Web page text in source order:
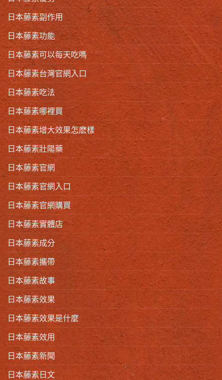
日本藤素副作用
日本藤素功能
日本藤素可以每天吃嗎
日本藤素台灣官網入口
日本藤素吃法
日本藤素哪裡買
日本藤素增大效果怎麽樣
日本藤素壯陽藥
日本藤素官網
日本藤素官網入口
日本藤素官網購買
日本藤素實體店
日本藤素成分
日本藤素攜帶
日本藤素故事
日本藤素效果
日本藤素效果是什麼
日本藤素效用
日本藤素新聞
日本藤素日文